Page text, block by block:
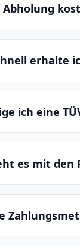
erhalte
ich eine
es mit den